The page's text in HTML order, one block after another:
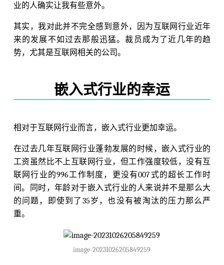
业的人确实让我有些意外。
其实，我对此并不完全感到意外，因为互联网行业近年
来的发展不如过去那般迅猛。裁员成为了近几年的趋
势，尤其是互联网相关的公司。
嵌入式行业的幸运
相对于互联网行业而言，嵌入式行业更加幸运。
在过去几年互联网行业蓬勃发展的时候，嵌入式行业的
工资虽然比不上互联网行业，但工作强度较低，没有互
联网行业的996工作制度，更没有007式的超长工作时
间。同时，年龄对于嵌入式行业的人来说并不是那么大
的问题，即使到了35岁，也没有被淘汰的压力那么严
重。
image-20231026205849259